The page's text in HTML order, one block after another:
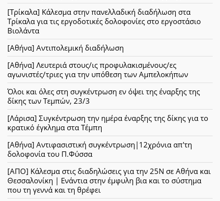
[Τρίκαλα] Κάλεσμα στην πανελλαδική διαδήλωση στα
Τρίκαλα για τις εργοδοτικές δολοφονίες στο εργοστάσιο
Βιολάντα
[Αθήνα] Αντιπολεμική διαδήλωση
[Αθήνα] Λευτεριά στους/ις προφυλακισμένους/ες
αγωνιστές/τριες για την υπόθεση των Αμπελοκήπων
Όλοι και όλες στη συγκέντρωση εν όψει της έναρξης της
δίκης των Τεμπών, 23/3
[Λάρισα] Συγκέντρωση την ημέρα έναρξης της δίκης για το
κρατικό έγκλημα στα Τέμπη
[Αθήνα] Αντιφασιστική συγκέντρωση|12χρόνια απ'τη
δολοφονία του Π.Φύσσα
[ΑΠΟ] Κάλεσμα στις διαδηλώσεις για την 25Ν σε Αθήνα και
Θεσσαλονίκη | Ενάντια στην έμφυλη βια και το σύστημα
που τη γεννά και τη θρέφει